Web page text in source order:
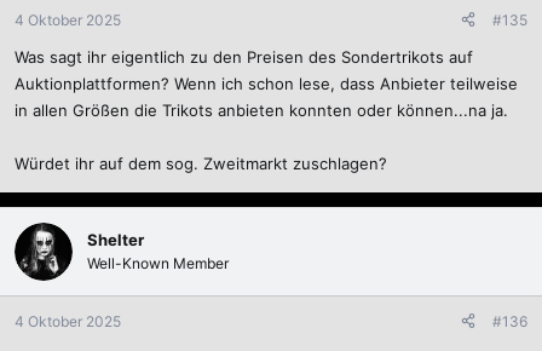
4 Oktober 2025 #135
Was sagt ihr eigentlich zu den Preisen des Sondertrikots auf
Auktionplattformen? Wenn ich schon lese, dass Anbieter teilweise
in allen Größen die Trikots anbieten konnten oder können...na ja.
Würdet ihr auf dem sog. Zweitmarkt zuschlagen?
Shelter
Well-Known Member
4 Oktober 2025 #136